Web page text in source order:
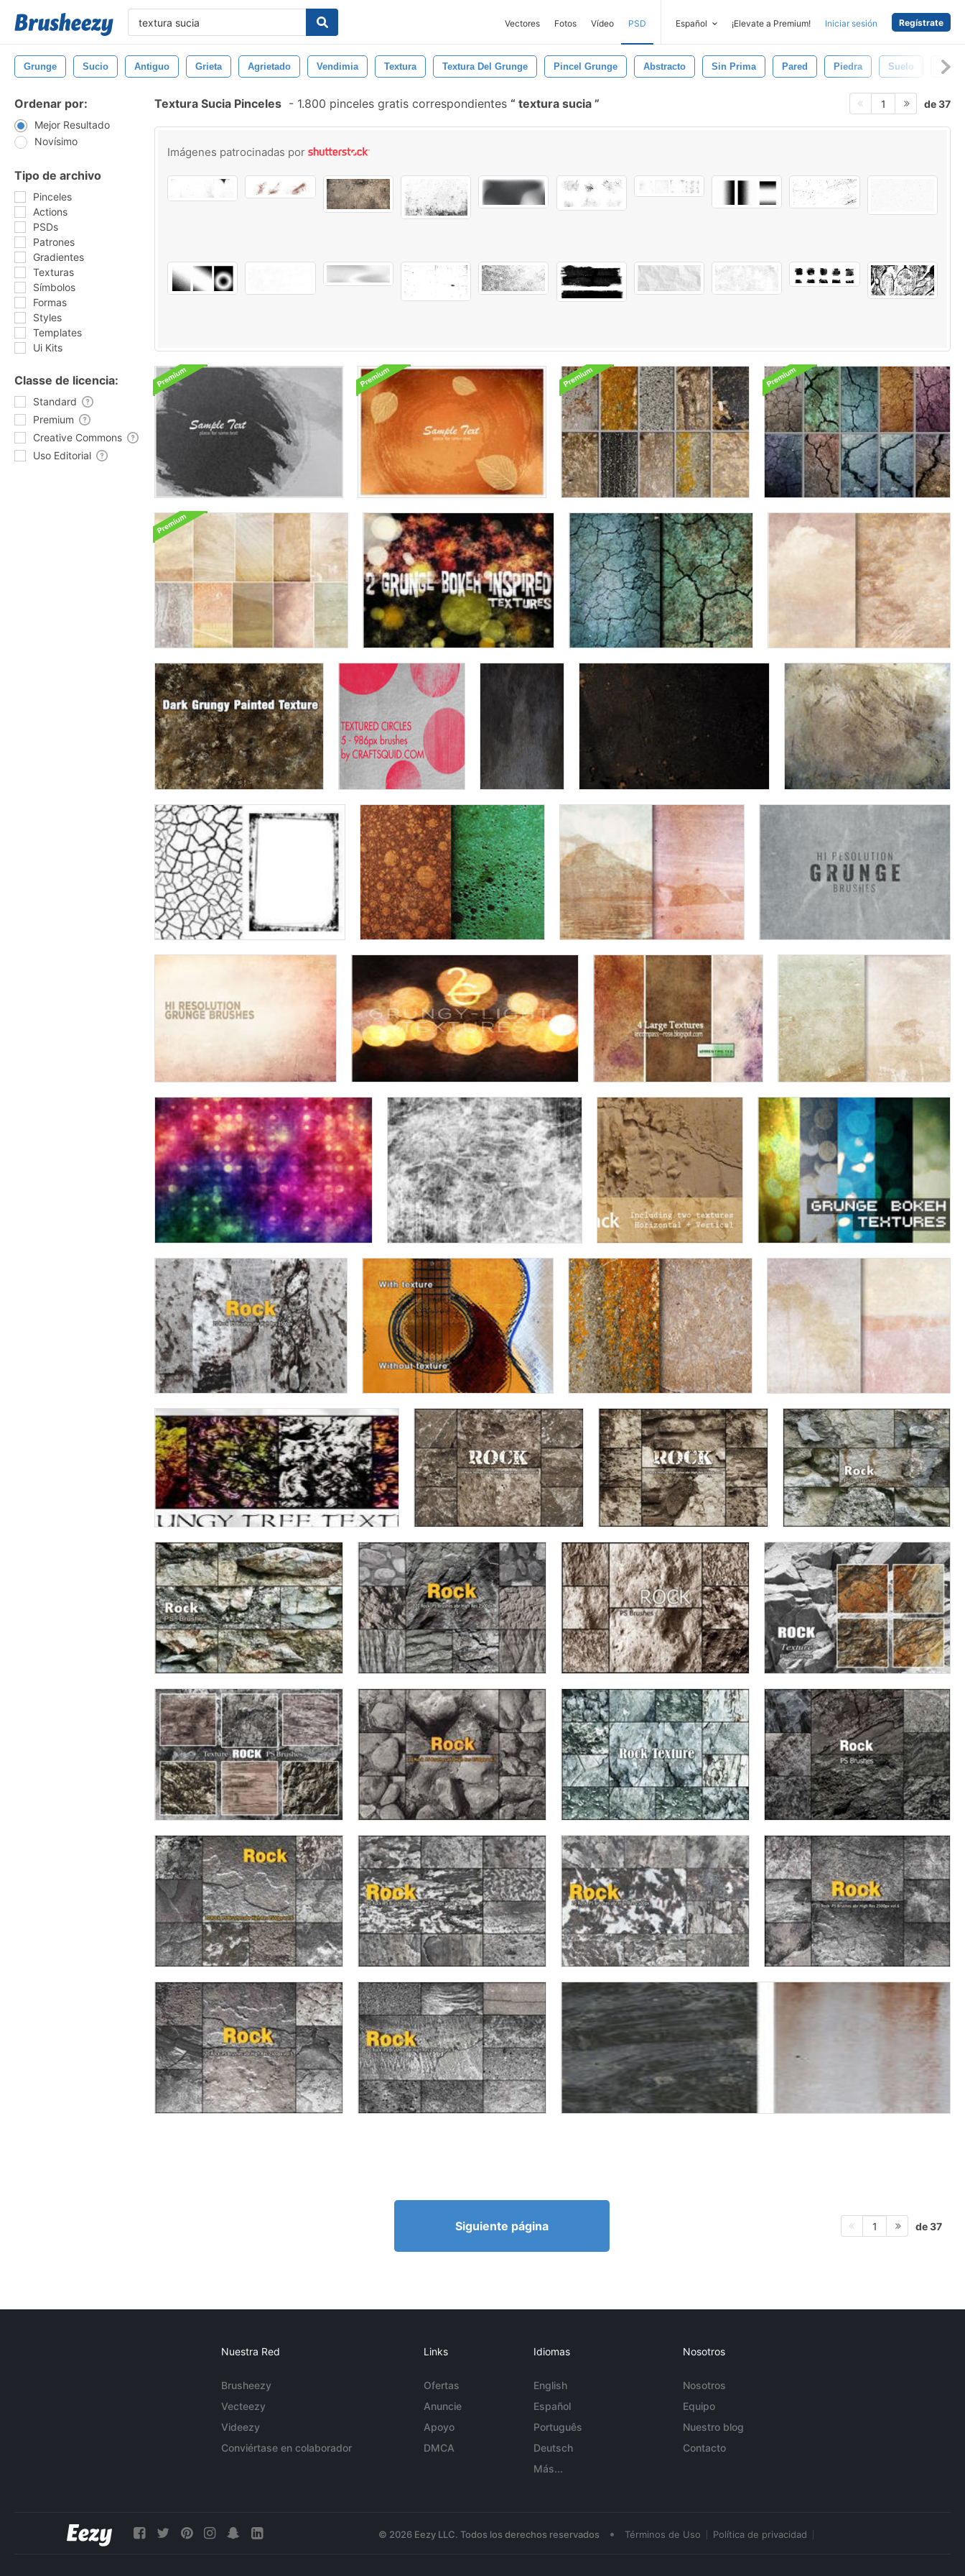
Vectores Fotos Vídeo PSD Español ¡Elevate a Premium! Iniciar sesión Regístrate
Grunge Sucio Antiguo Grieta Agrietado Vendimia Textura Textura Del Grunge Pincel Grunge Abstracto Sin Prima Pared Piedra Suelo
Ordenar por:
Mejor Resultado
Novísimo
Tipo de archivo
Pinceles
Actions
PSDs
Patrones
Gradientes
Texturas
Símbolos
Formas
Styles
Templates
Ui Kits
Classe de licencia:
Standard
Premium
Creative Commons
Uso Editorial
Textura Sucia Pinceles - 1.800 pinceles gratis correspondientes textura sucia 1 de 37
Imágenes patrocinadas por
Siguiente página 1 de 37
Nuestra Red
Brusheezy
Vecteezy
Videezy
Conviértase en colaborador
Links
Ofertas
Anuncie
Apoyo
DMCA
Idiomas
English
Español
Português
Deutsch
Más...
Nosotros
Nosotros
Equipo
Nuestro blog
Contacto
© 2026 Eezy LLC. Todos los derechos reservados • Términos de Uso Política de privacidad